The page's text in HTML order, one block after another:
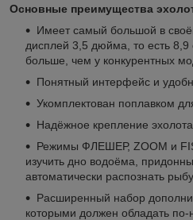
Основные преимущества
Имеет самый большой в
дисплей 3,5 дюйма, то есть 8,9
больше, чем у конкурентных
Понятный интерфейс и
Укомплектован поплавком
Надёжное крепление
Режимы ФЛЕШЕР, ZOOM и
изучить дно водоёма,
автоматически распознать рыбу.
Расширенный набор
которыми должен обладать